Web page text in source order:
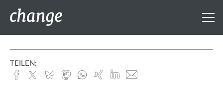
TEILEN:
Facebook
x.com BlueskyMastodonWhatsapp
Xing
Linked